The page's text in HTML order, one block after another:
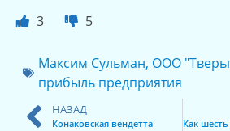
3
5
Максим Сульман, ООО
прибыль предприятия
НАЗАД
Конаковская вендетта